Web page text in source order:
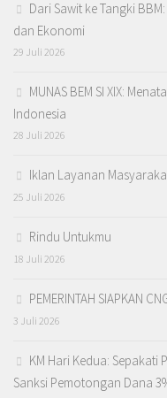
Dari Sawit ke Tangki
dan Ekonomi
29 Juli 2026
MUNAS BEM SI XIX:
Indonesia
28 Juli 2026
Iklan Layanan
25 Juli 2026
Rindu Untukmu
18 Juli 2026
PEMERINTAH SIAPKAN
3 Juli 2026
KM Hari Kedua: Sepakati
Sanksi Pemotongan Dana